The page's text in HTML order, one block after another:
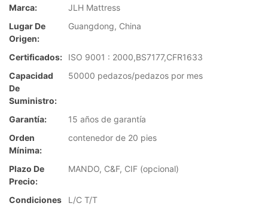
Marca:
JLH Mattress
Lugar De
Origen:
Guangdong, China
Certificados:
ISO 9001 : 2000,BS7177,CFR1633
Capacidad
De
Suministro:
50000 pedazos/pedazos por mes
Garantía:
15 años de garantía
Orden
Mínima:
contenedor de 20 pies
Plazo De
Precio:
MANDO, C&F, CIF (opcional)
Condiciones
L/C T/T